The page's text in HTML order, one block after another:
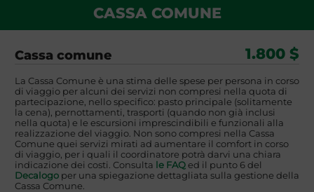
CASSA COMUNE
Cassa comune 1.800 $
La Cassa Comune è una stima delle spese per persona in corso
di viaggio per alcuni dei servizi non compresi nella quota di
partecipazione, nello specifico: pasto principale (solitamente
la cena), pernottamenti, trasporti (quando non già inclusi
nella quota) e le escursioni imprescindibili e funzionali alla
realizzazione del viaggio. Non sono compresi nella Cassa
Comune quei servizi mirati ad aumentare il comfort in corso
di viaggio, per i quali il coordinatore potrà darvi una chiara
indicazione dei costi. Consulta le FAQed il punto 6 del
Decalogoper una spiegazione dettagliata sulla gestione della
Cassa Comune.